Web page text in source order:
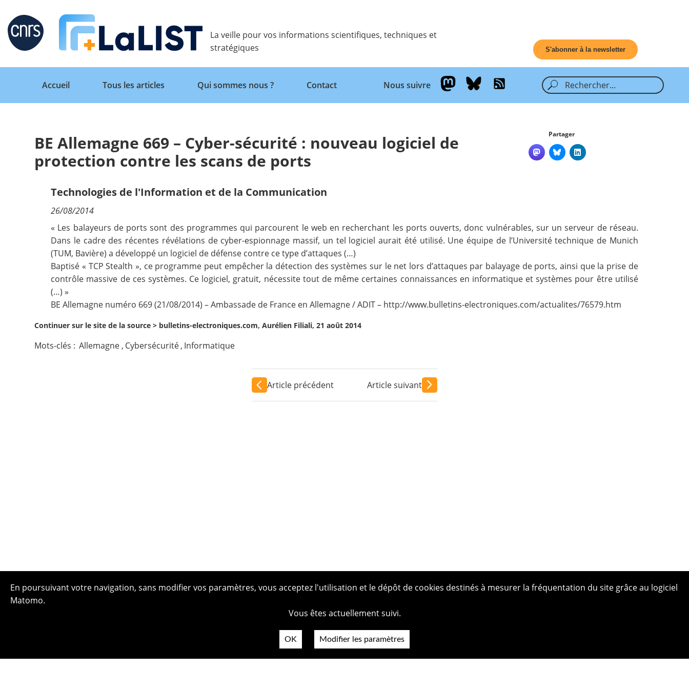
Retour
Accueil
Qui sommes nous ?
Nous suivre
La veille pour vos informations scientifiques, techniques et
stratégiques
S'abonner à la newsletter
Retour
Accueil
Tous les articles Qui sommes nous ? Contact Nous suivre
BE Allemagne 669 – Cyber-sécurité : nouveau logiciel de
protection contre les scans de ports
Partager
Technologies de l'Information et de la Communication
26/08/2014
« Les balayeurs de ports sont des programmes qui parcourent le web en recherchant les ports ouverts, donc vulnérables, sur un serveur de réseau.
Dans le cadre des récentes révélations de cyber-espionnage massif, un tel logiciel aurait été utilisé. Une équipe de l’Université technique de Munich
(TUM, Bavière) a développé un logiciel de défense contre ce type d’attaques (…)
Baptisé « TCP Stealth », ce programme peut empêcher la détection des systèmes sur le net lors d’attaques par balayage de ports, ainsi que la prise de
contrôle massive de ces systèmes. Ce logiciel, gratuit, nécessite tout de même certaines connaissances en informatique et systèmes pour être utilisé
(…) »
BE Allemagne numéro 669 (21/08/2014) – Ambassade de France en Allemagne / ADIT – http://www.bulletins-electroniques.com/actualites/76579.htm
Continuer sur le site de la source > bulletins-electroniques.com, Aurélien Filiali, 21 août 2014
Mots-clés : Allemagne , Cybersécurité, Informatique
Article précédent Article suivant
En poursuivant votre navigation, sans modifier vos paramètres, vous acceptez l'utilisation et le dépôt de cookies destinés à mesurer la fréquentation du site grâce au logiciel
Matomo.
Vous êtes actuellement suivi.
OK Modifier les paramètres